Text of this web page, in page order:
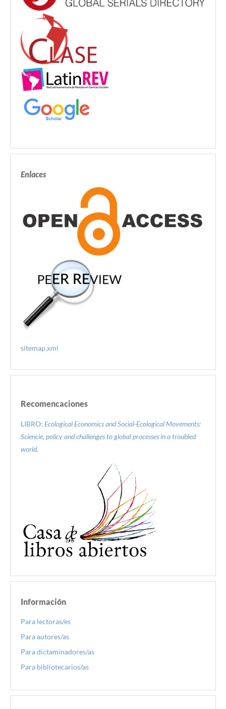
Enlaces
sitemap.xml
Recomencaciones
LIBRO: Ecological Economics and Social-Ecological Movements:
Sciencie, policy and challenges to global processes in a troubled
world.
Información
Para lectoras/es
Para autores/as
Para dictaminadores/as
Para bibliotecarios/as